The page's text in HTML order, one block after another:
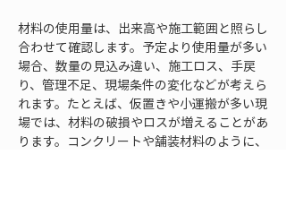
材料の使用量は、出来高や施工範囲と照らし
合わせて確認します。予定より使用量が多い
場合、数量の見込み違い、施工ロス、手戻
り、管理不足、現場条件の変化などが考えら
れます。たとえば、仮置きや小運搬が多い現
場では、材料の破損やロスが増えることがあ
ります。コンクリートや舗装材料のように、